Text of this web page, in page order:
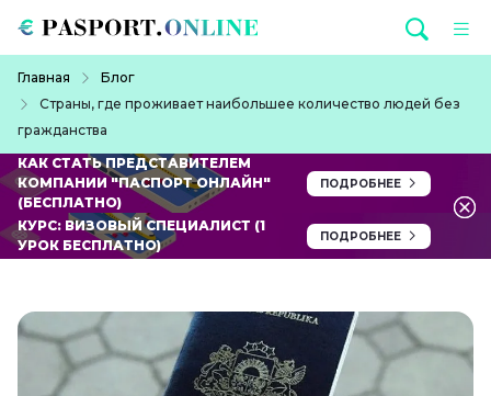
Главная
Блог
Страны, где проживает наибольшее количество людей без
гражданства
КАК СТАТЬ ПРЕДСТАВИТЕЛЕМ
КОМПАНИИ "ПАСПОРТ ОНЛАЙН"
(БЕСПЛАТНО)
ПОДРОБНЕЕ
КУРС: ВИЗОВЫЙ СПЕЦИАЛИСТ (1
УРОК БЕСПЛАТНО)
ПОДРОБНЕЕ